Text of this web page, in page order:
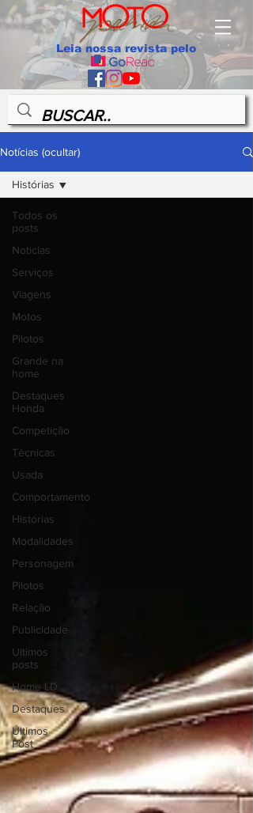
Leia nossa revista pelo
Notícias (ocultar)
Todos os
posts
Notícias
Serviços
Viagens
Motos
Pilotos
Grande na
home
Destaques
Honda
Competição
Técnicas
Usada
Comportamento
Histórias
Modalidades
Personagem
Pilotos
Relação
Publicidade
Ultimos
posts
Home LD
Destaques
Últimos
Post
Histórias